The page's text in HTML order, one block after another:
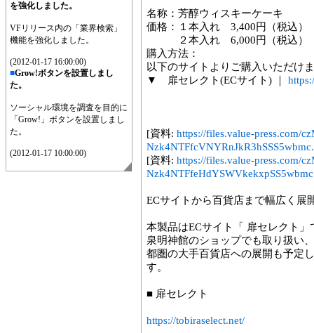
を強化しました。
VFリリース内の「業界検索」
機能を強化しました。
(2012-01-17 16:00:00)
■Grow!ボタンを設置しまし
た。
ソーシャル環境を調査を目的に
「Grow!」ボタンを設置しまし
た。
(2012-01-17 10:00:00)
名称：芳醇ウィスキーケーキ
価格：１本入れ 3,400円（税込）
２本入れ 6,000円（税込）【
購入方法：
以下のサイトよりご購入いただけ
▼ 扉セレクト(ECサイト) ｜
[資料: https://files.value-press.com/
[資料: https://files.value-press.com/
ECサイトから百貨店まで幅広く展
本製品はECサイト「 扉セレクト
泉明神館のショップでも取り扱い
都圏の大手百貨店への展開も予定
す。
■ 扉セレクト
https://tobiraselect.net/